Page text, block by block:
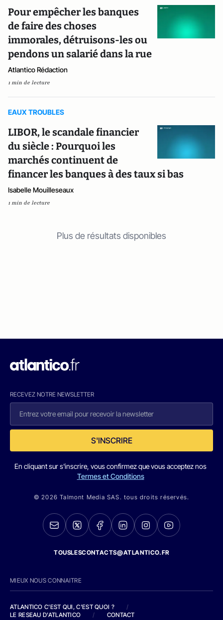
Pour empêcher les banques
de faire des choses
immorales, détruisons-les ou
pendons un salarié dans la rue
Atlantico Rédaction
1 min de lecture
EAUX TROUBLES
LIBOR, le scandale financier
du siècle : Pourquoi les
marchés continuent de
financer les banques à des taux si bas
Isabelle Mouilleseaux
1 min de lecture
Plus de résultats disponibles
RECEVEZ NOTRE NEWSLETTER
S'INSCRIRE
En cliquant sur s'inscrire, vous confirmez que vous acceptez nos
Termes et Conditions
© 2026 Talmont Media SAS. tous droits réservés.
TOUSLESCONTACTS@ATLANTICO.FR
MIEUX NOUS CONNAITRE
ATLANTICO C'EST QUI, C'EST QUOI ?
/
LE RESEAU D'ATLANTICO
/ CONTACT